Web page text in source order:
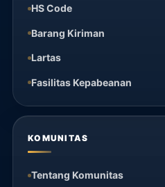
HS Code
Barang Kiriman
Lartas
Fasilitas Kepabeanan
KOMUNITAS
Tentang Komunitas